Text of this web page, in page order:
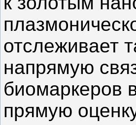
отслеживает
напрямую
биомаркеров
прямую